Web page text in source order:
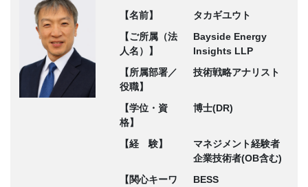
【名前】
タカギユウト
【ご所属（法
人名）】
Bayside Energy
Insights LLP
【所属部署／
役職】
技術戦略アナリスト
【学位・資
格】
博士(DR)
【経 験】
マネジメント経験者
企業技術者(OB含む)
【関心キーワ
BESS